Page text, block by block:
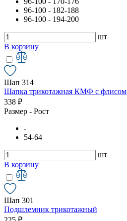
96-100 - 182-188
96-100 - 194-200
шт
В корзину
Шап 314
Шапка трикотажная КМФ с флисом
338 ₽
Размер - Рост
-
54-64
шт
В корзину
Шап 301
Подшлемник трикотажный